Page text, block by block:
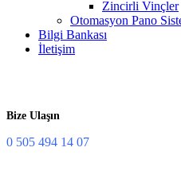
Zincirli Vinçler
Otomasyon Pano
Bilgi Bankası
İletişim
Bize Ulaşın
0 505 494 14 07